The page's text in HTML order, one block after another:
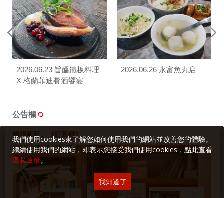
2026.06.23 旨醞鐵板料理
X 格蘭菲迪餐酒饗宴
2026.06.26 永富魚丸店
公告欄
簡體新版。《紅茶經》
我們使用cookies來了解您如何使用我們的網站並改善您的體驗。
繼續使用我們的網站，即表示您接受我們使用cookies，點此查看
隱私政策。
我知道了